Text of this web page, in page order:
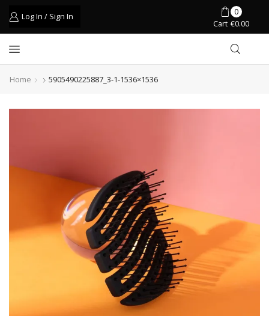
Log In / Sign In
0
Cart €0.00
Home 5905490225887_3-1-1536×1536